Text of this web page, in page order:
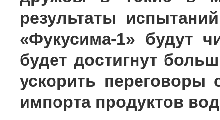
результаты
«Фукусима-1» будут
будет достигнут
ускорить
импорта продуктов